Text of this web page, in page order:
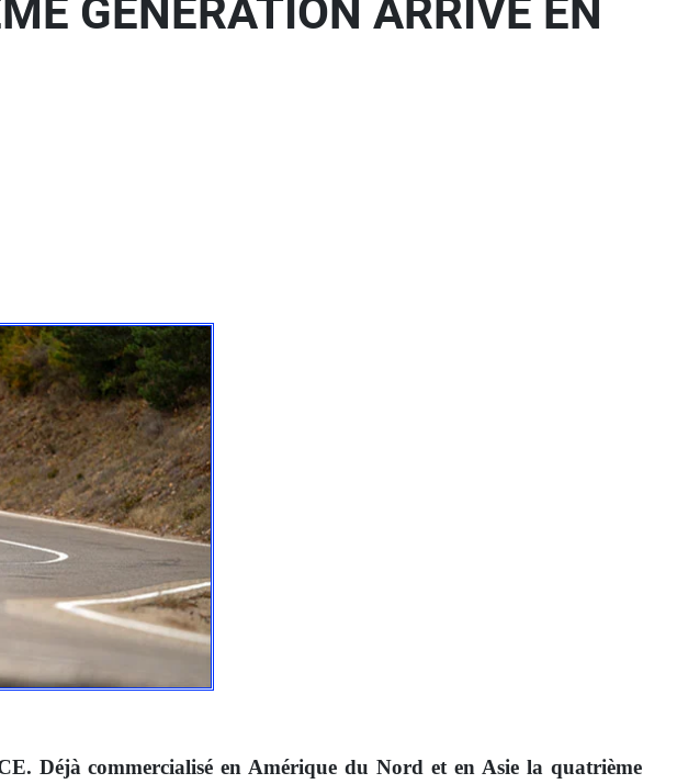
GENERATION ARRIVE EN
commercialisé en Amérique du Nord et en Asie la quatrième